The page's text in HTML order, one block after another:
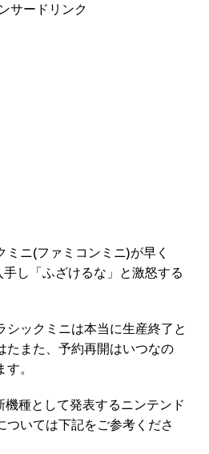
サードリンク
ニ(ファミコンミニ)が早く
し「ふざけるな」と激怒する
シックミニは本当に生産終了と
たまた、予約再開はいつなの
。
種として発表するニンテンド
ついては下記をご参考くださ